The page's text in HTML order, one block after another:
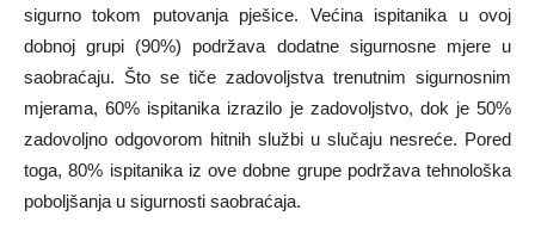
sigurno tokom putovanja pješice. Većina ispitanika u ovoj
dobnoj grupi (90%) podržava dodatne sigurnosne mjere u
saobraćaju. Što se tiče zadovoljstva trenutnim sigurnosnim
mjerama, 60% ispitanika izrazilo je zadovoljstvo, dok je 50%
zadovoljno odgovorom hitnih službi u slučaju nesreće. Pored
toga, 80% ispitanika iz ove dobne grupe podržava tehnološka
poboljšanja u sigurnosti saobraćaja.